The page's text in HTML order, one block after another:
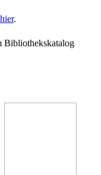
hier.
Bibliothekskatalog